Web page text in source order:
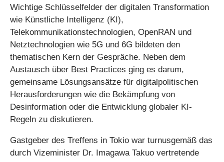
Wichtige Schlüsselfelder der digitalen Transformation
wie Künstliche Intelligenz (KI),
Telekommunikationstechnologien, OpenRAN und
Netztechnologien wie 5G und 6G bildeten den
thematischen Kern der Gespräche. Neben dem
Austausch über Best Practices ging es darum,
gemeinsame Lösungsansätze für digitalpolitischen
Herausforderungen wie die Bekämpfung von
Desinformation oder die Entwicklung globaler KI-
Regeln zu diskutieren.
Gastgeber des Treffens in Tokio war turnusgemäß das
durch Vizeminister Dr. Imagawa Takuo vertretende